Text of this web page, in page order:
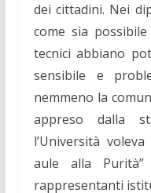
dei cittadini. Nei
come sia
tecnici abbiano
sensibile e
nemmeno la
appreso dalla
l’Università
aule alla
rappresentanti